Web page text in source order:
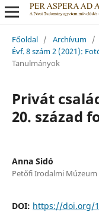
Főoldal / Archívum /
Évf. 8 szám 2 (2021):
Tanulmányok
Privát
20. század
Anna Sidó
Petőfi Irodalmi Múzeum
DOI: https://doi.org/